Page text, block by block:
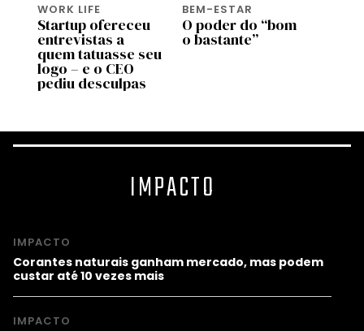
WORK LIFE
Startup ofereceu
entrevistas a
quem tatuasse seu
logo – e o CEO
pediu desculpas
BEM-ESTAR
O poder do “bom
o bastante”
IMPACTO
IMPACTO
Corantes naturais ganham mercado, mas podem
custar até 10 vezes mais
IMPACTO